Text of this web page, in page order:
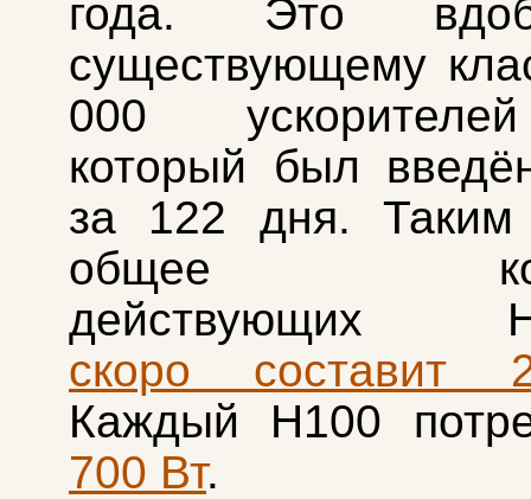
года. Это
существующему
000
который был
за 122 дня. Таким
общее
действующих
скоро составит
Каждый H100
700 Вт.